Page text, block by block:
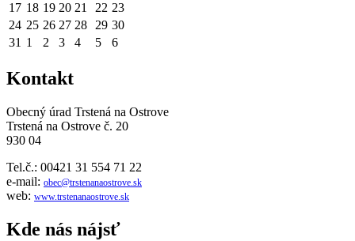
17 18 19 20 21 22 23
24 25 26 27 28 29 30
31 1 2 3 4 5 6
Kontakt
Obecný úrad Trstená na Ostrove
Trstená na Ostrove č. 20
930 04
Tel.č.: 00421 31 554 71 22
e-mail: obec@trstenanaostrove.sk
web: www.trstenanaostrove.sk
Kde nás nájsť